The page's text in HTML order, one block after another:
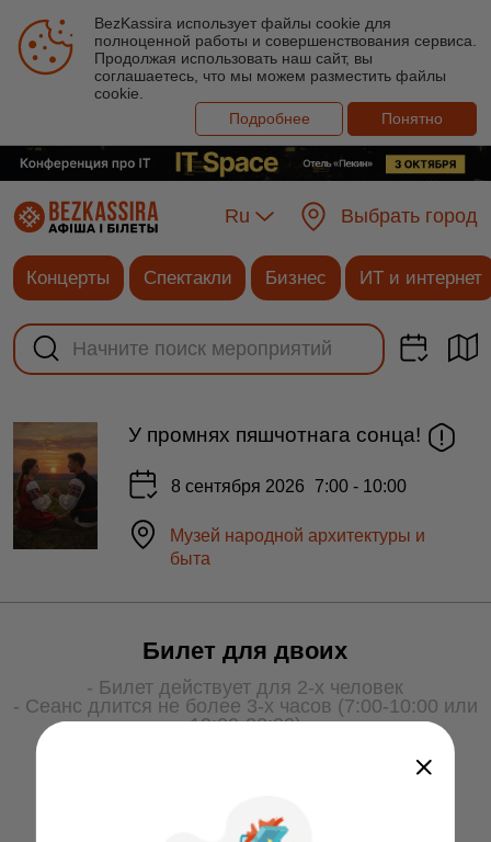
BezKassira использует файлы cookie для
полноценной работы и совершенствования сервиса.
Продолжая использовать наш сайт, вы
соглашаетесь, что мы можем разместить файлы
cookie.
Подробнее
Понятно
Ru Выбрать город
Концерты Спектакли Бизнес ИТ и интернет
У промнях пяшчотнага сонца!
8 сентября 2026 7:00 - 10:00
Музей народной архитектуры и
быта
Билет для двоих
- Билет действует для 2-х человек
- Сеанс длится не более 3-х часов (7:00-10:00 или
19:00-22:00)